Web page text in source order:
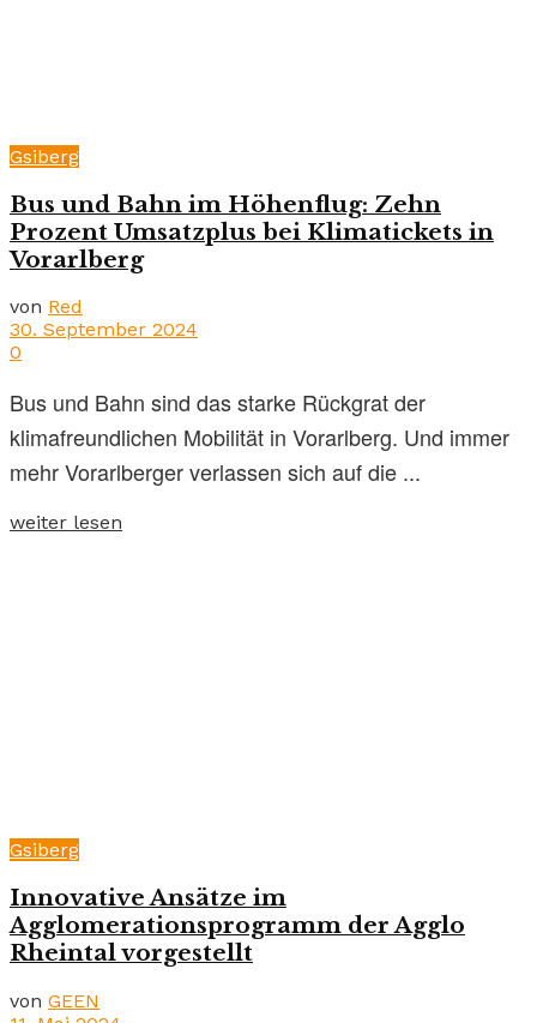
Gsiberg
Bus und Bahn im Höhenflug: Zehn
Prozent Umsatzplus bei Klimatickets in
Vorarlberg
von Red
30. September 2024
0
Bus und Bahn sind das starke Rückgrat der
klimafreundlichen Mobilität in Vorarlberg. Und immer
mehr Vorarlberger verlassen sich auf die ...
weiter lesen
Gsiberg
Innovative Ansätze im
Agglomerationsprogramm der Agglo
Rheintal vorgestellt
von GEEN